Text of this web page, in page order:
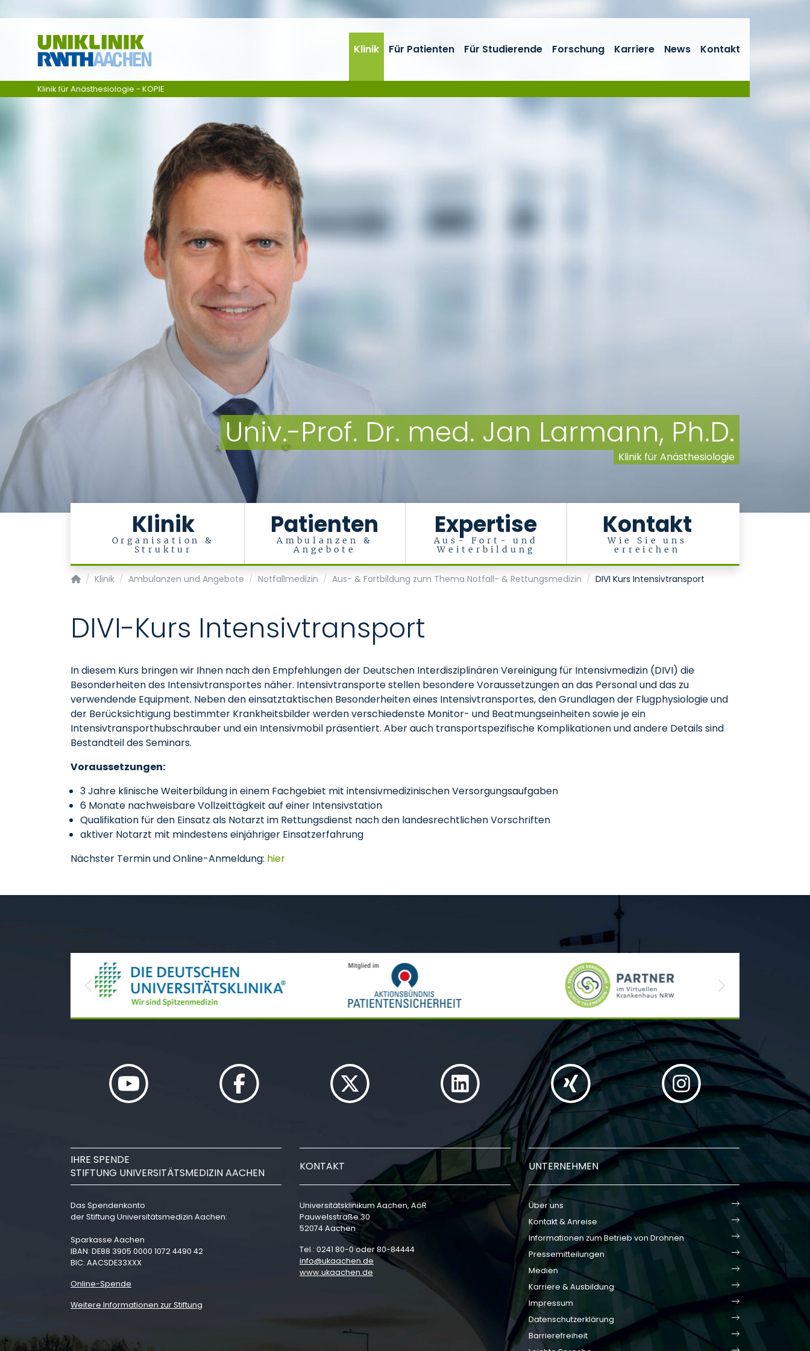
Univ.-Prof. Dr. med. Jan Larmann, Ph.D.
Klinik für Anästhesiologie
Klinik
Organisation &
Struktur
Patienten
Ambulanzen &
Angebote
Expertise
Aus- Fort- und
Weiterbildung
Kontakt
Wie Sie uns
erreichen
Klinik Für Patienten Für Studierende Forschung Karriere News Kontakt
Klinik für Anästhesiologie - KOPIE
Klinik für Anästhesiologie - KOPIE
Klinik Ambulanzen und Angebote Notfallmedizin Aus- & Fortbildung zum Thema Notfall- & Rettungsmedizin DIVI Kurs Intensivtransport
DIVI-Kurs Intensivtransport
In diesem Kurs bringen wir Ihnen nach den Empfehlungen der Deutschen Interdisziplinären Vereinigung für Intensivmedizin (DIVI) die
Besonderheiten des Intensivtransportes näher. Intensivtransporte stellen besondere Voraussetzungen an das Personal und das zu
verwendende Equipment. Neben den einsatztaktischen Besonderheiten eines Intensivtransportes, den Grundlagen der Flugphysiologie und
der Berücksichtigung bestimmter Krankheitsbilder werden verschiedenste Monitor- und Beatmungseinheiten sowie je ein
Intensivtransporthubschrauber und ein Intensivmobil präsentiert. Aber auch transportspezifische Komplikationen und andere Details sind
Bestandteil des Seminars.
Voraussetzungen:
3 Jahre klinische Weiterbildung in einem Fachgebiet mit intensivmedizinischen Versorgungsaufgaben
6 Monate nachweisbare Vollzeittägkeit auf einer Intensivstation
Qualifikation für den Einsatz als Notarzt im Rettungsdienst nach den landesrechtlichen Vorschriften
aktiver Notarzt mit mindestens einjähriger Einsatzerfahrung
Nächster Termin und Online-Anmeldung: hier
Previous Next
IHRE SPENDE
STIFTUNG UNIVERSITÄTSMEDIZIN AACHEN
Das Spendenkonto
der Stiftung Universitätsmedizin Aachen:
Sparkasse Aachen
IBAN: DE88 3905 0000 1072 4490 42
BIC: AACSDE33XXX
Online-Spende
Weitere Informationen zur Stiftung
KONTAKT
Universitätsklinikum Aachen, AöR
Pauwelsstraße 30
52074 Aachen
Tel.: 0241 80-0 oder 80-84444
info
ukaachen de
www.ukaachen.de
UNTERNEHMEN
Über uns
Kontakt & Anreise
Informationen zum Betrieb von Drohnen
Pressemitteilungen
Medien
Karriere & Ausbildung
Impressum
Datenschutzerklärung
Barrierefreiheit